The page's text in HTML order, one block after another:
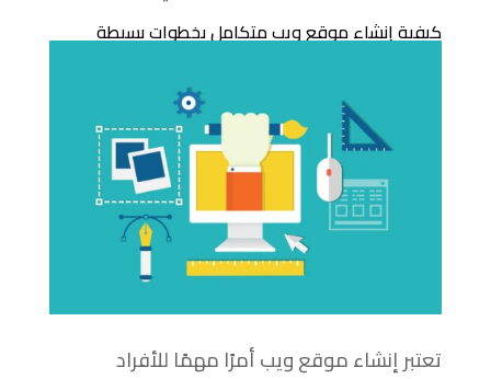
كيفية إنشاء موقع ويب متكامل بخطوات بسيطة
تعتبر إنشاء موقع ويب أمرًا مهمًا للأفراد